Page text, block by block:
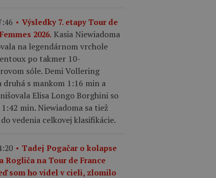
Výsledky 7. etapy Tour de
2026. Kasia Niewiadoma
na legendárnom vrchole
po takmer 10-
sóle. Demi Vollering
druhá s mankom 1:16 min a
Elisa Longo Borghini so
min. Niewiadoma sa tiež
vedenia celkovej klasifikácie.
Tadej Pogačar o kolapse
Rogliča na Tour de France
som ho videl v cieli, zlomilo